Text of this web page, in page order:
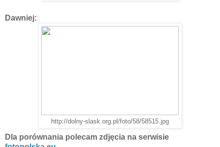
Dawniej:
http://dolny-slask.org.pl/foto/58/58515.jpg
Dla porównania polecam zdjęcia na serwisie